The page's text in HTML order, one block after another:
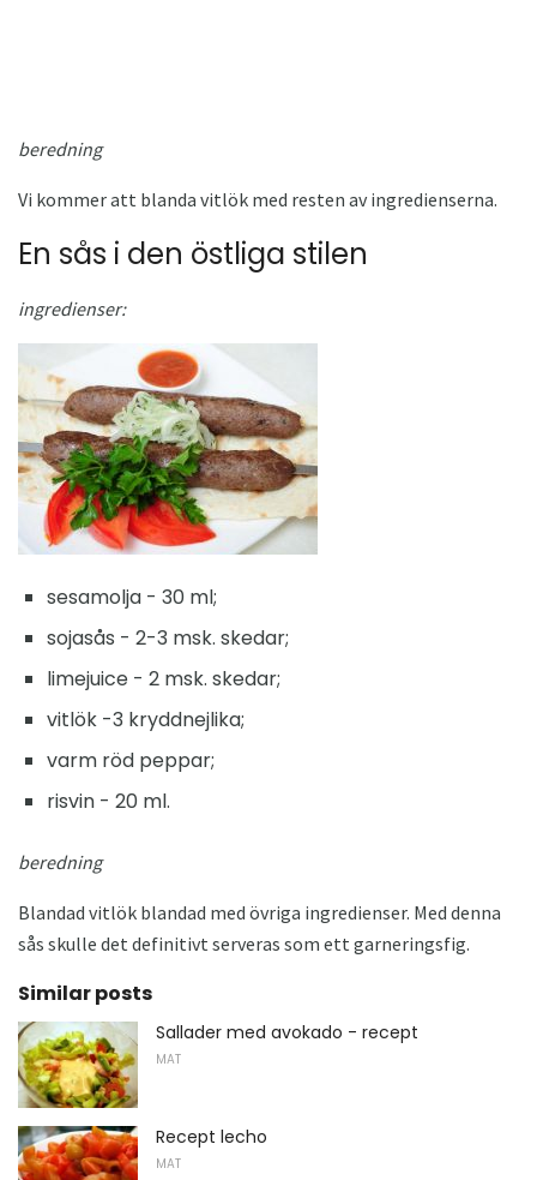
beredning
Vi kommer att blanda vitlök med resten av ingredienserna.
En sås i den östliga stilen
ingredienser:
sesamolja - 30 ml;
sojasås - 2-3 msk. skedar;
limejuice - 2 msk. skedar;
vitlök -3 kryddnejlika;
varm röd peppar;
risvin - 20 ml.
beredning
Blandad vitlök blandad med övriga ingredienser. Med denna
sås skulle det definitivt serveras som ett garneringsfig.
Similar posts
Sallader med avokado - recept
MAT
Recept lecho
MAT